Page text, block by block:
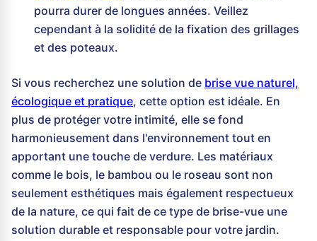
pourra durer de longues années. Veillez
cependant à la solidité de la fixation des grillages
et des poteaux.
Si vous recherchez une solution de brise vue naturel,
écologique et pratique, cette option est idéale. En
plus de protéger votre intimité, elle se fond
harmonieusement dans l'environnement tout en
apportant une touche de verdure. Les matériaux
comme le bois, le bambou ou le roseau sont non
seulement esthétiques mais également respectueux
de la nature, ce qui fait de ce type de brise-vue une
solution durable et responsable pour votre jardin.